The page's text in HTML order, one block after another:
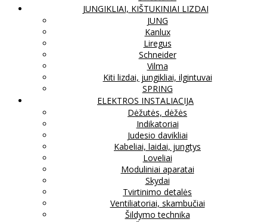
JUNGIKLIAI, KIŠTUKINIAI LIZDAI
JUNG
Kanlux
Liregus
Schneider
Vilma
Kiti lizdai, jungikliai, ilgintuvai
SPRING
ELEKTROS INSTALIACIJA
Dėžutės, dėžės
Indikatoriai
Judesio davikliai
Kabeliai, laidai, jungtys
Loveliai
Moduliniai aparatai
Skydai
Tvirtinimo detalės
Ventiliatoriai, skambučiai
Šildymo technika